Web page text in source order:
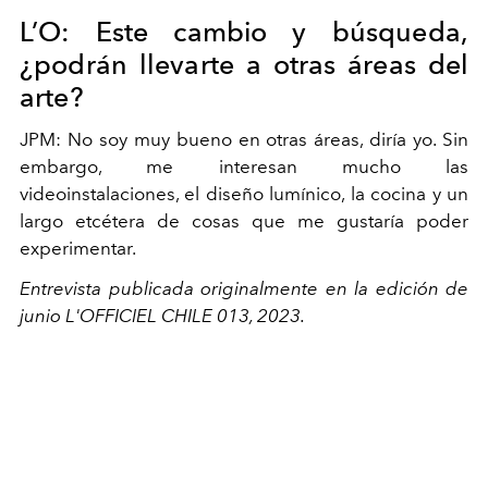
L’O: Este cambio y búsqueda,
¿podrán llevarte a otras áreas del
arte?
JPM: No soy muy bueno en otras áreas, diría yo. Sin
embargo, me interesan mucho las
videoinstalaciones, el diseño lumínico, la cocina y un
largo etcétera de cosas que me gustaría poder
experimentar.
Entrevista publicada originalmente en la edición de
junio L'OFFICIEL CHILE 013, 2023.